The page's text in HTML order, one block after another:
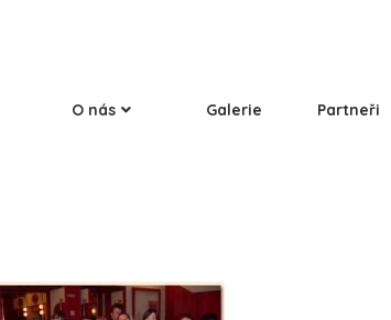
O nás Galerie Partneři